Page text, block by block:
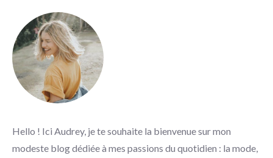
Hello ! Ici Audrey, je te souhaite la bienvenue sur mon
modeste blog dédiée à mes passions du quotidien : la mode,